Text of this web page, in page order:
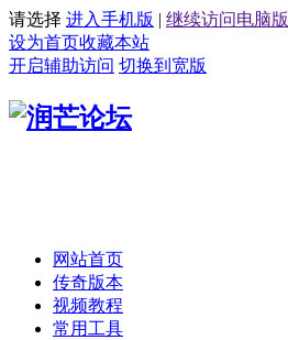
请选择 进入手机版 | 继续访问电脑版
设为首页收藏本站
开启辅助访问 切换到宽版
网站首页
传奇版本
视频教程
常用工具